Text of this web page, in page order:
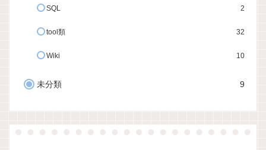
SQL 2
tool類 32
Wiki 10
未分類 9